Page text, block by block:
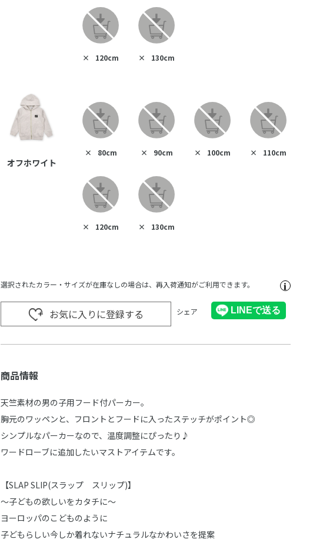
× 120cm × 130cm
オフホワイト
× 80cm × 90cm × 100cm × 110cm
× 120cm × 130cm
選択されたカラー・サイズが在庫なしの場合は、再入荷通知がご利用できます。
お気に入りに登録する シェア
商品情報
天竺素材の男の子用フード付パーカー。
胸元のワッペンと、フロントとフードに入ったステッチがポイント◎
シンプルなパーカーなので、温度調整にぴったり♪
ワードローブに追加したいマストアイテムです。
【SLAP SLIP(スラップ スリップ)】
～子どもの欲しいをカタチに～
ヨーロッパのこどものように
子どもらしい今しか着れないナチュラルなかわいさを提案